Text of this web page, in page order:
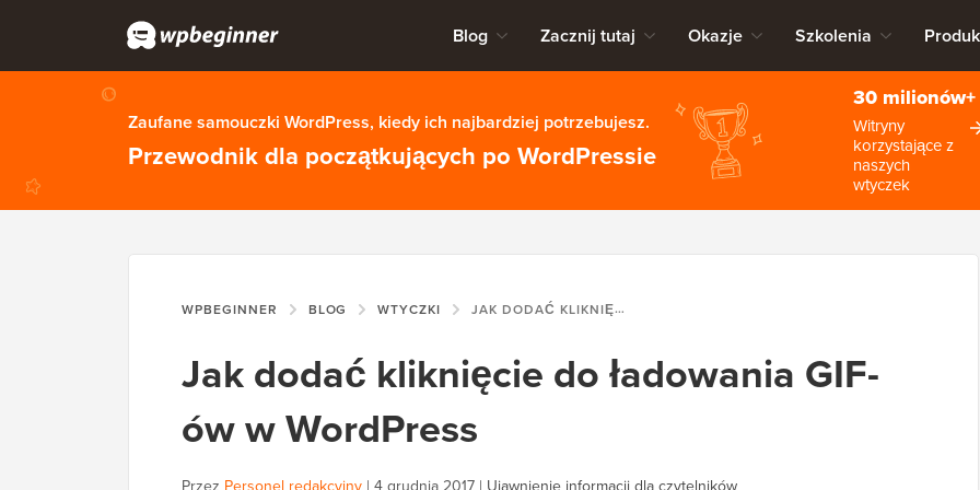
Blog Zacznij tutaj Okazje Szkolenia
Zaufane samouczki WordPress, kiedy ich najbardziej potrzebujesz.
Przewodnik dla początkujących po WordPressie
30 milionów+
Witryny
korzystające z
naszych
wtyczek
WPBEGINNER BLOG WTYCZKI JAK DODAĆ KLIKNIĘCIE DO ŁADOWANIA GIF-ÓW W WORDPRESS
Jak dodać kliknięcie do ładowania GIF-
ów w WordPress